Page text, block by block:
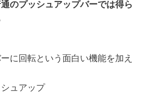
のプッシュアップバーでは得ら
に回転という面白い機能を加え
ュアップ